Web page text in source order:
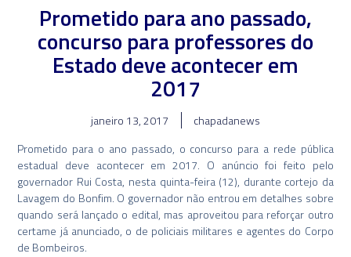
Prometido para ano passado,
concurso para professores do
Estado deve acontecer em
2017
janeiro 13, 2017
chapadanews
Prometido para o ano passado, o concurso para a rede pública
estadual deve acontecer em 2017. O anúncio foi feito pelo
governador Rui Costa, nesta quinta-feira (12), durante cortejo da
Lavagem do Bonfim. O governador não entrou em detalhes sobre
quando será lançado o edital, mas aproveitou para reforçar outro
certame já anunciado, o de policiais militares e agentes do Corpo
de Bombeiros.